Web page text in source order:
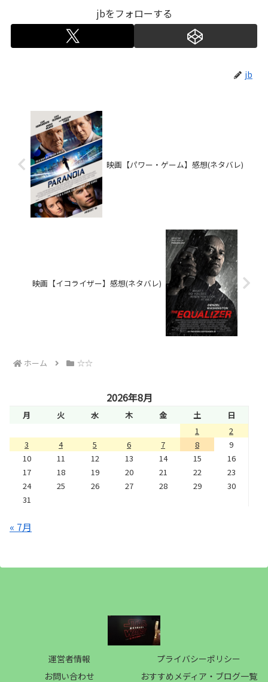
jbをフォローする
jb
映画【パワー・ゲーム】感想(ネタバレ)
映画【イコライザー】感想(ネタバレ)
ホーム ☆☆
2026年8月
月 火 水 木 金 土
日
1
2
3
4 5 6 7 8
9
10
11 12 13 14 15
16
17
18 19 20 21 22
23
24
25 26 27 28 29
30
31
« 7月
運営者情報
プライバシーポリシー
お問い合わせ
おすすめメディア・ブログ一覧